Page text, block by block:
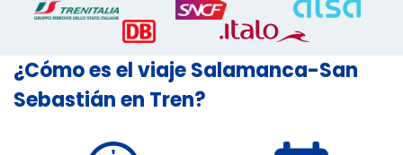
¿Cómo es el viaje Salamanca-San
Sebastián en Tren?